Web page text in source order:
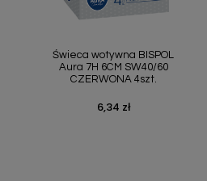
Świeca wotywna BISPOL
Aura 7H 6CM SW40/60
CZERWONA 4szt.
Cena
6,34 zł